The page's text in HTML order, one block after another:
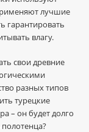
лучшие
гарантировать
влагу.
свои древние
разных типов
турецкие
– он будет долго